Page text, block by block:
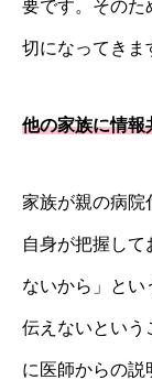
要です。そのた
切になってきま
他の家族に情報
家族が親の病院
自身が把握して
ないから」とい
伝えないという
に医師からの説